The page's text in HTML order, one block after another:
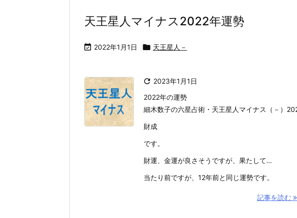
天王星人マイナス2022年運勢
 2022年1月1日  天王星人－
 2023年1月1日
2022年の運勢
細木数子の六星占術・天王星人マイナス（－）
財成
です。
財運、金運が良さそうですが、果たして…
当たり前ですが、12年前と同じ運勢です。
記事を読む